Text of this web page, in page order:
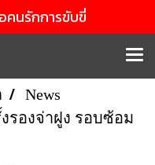
คนรักการขับขี่
News
รองจ่าฝูง รอบซ้อม